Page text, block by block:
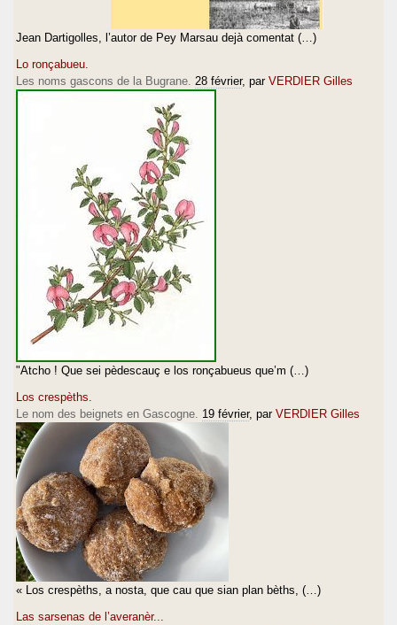
Jean Dartigolles, l’autor de Pey Marsau dejà comentat (…)
Lo ronçabueu.
Les noms gascons de la Bugrane. 28 février, par VERDIER Gilles
"Atcho ! Que sei pèdescauç e los ronçabueus que’m (…)
Los crespèths.
Le nom des beignets en Gascogne. 19 février, par VERDIER Gilles
« Los crespèths, a nosta, que cau que sian plan bèths, (…)
Las sarsenas de l’averanèr...